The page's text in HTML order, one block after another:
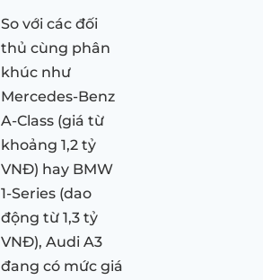
So với các đối
thủ cùng phân
khúc như
Mercedes-Benz
A-Class (giá từ
khoảng 1,2 tỷ
VNĐ) hay BMW
1-Series (dao
động từ 1,3 tỷ
VNĐ), Audi A3
đang có mức giá